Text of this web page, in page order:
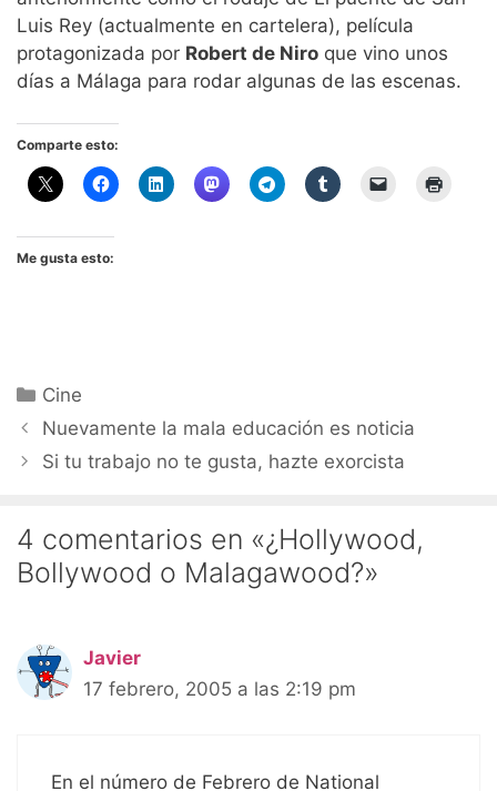
Luis Rey (actualmente en cartelera), película
protagonizada por Robert de Niro que vino unos
días a Málaga para rodar algunas de las escenas.
Comparte esto:
Me gusta esto:
Categorías
Cine
Nuevamente la mala educación es noticia
Si tu trabajo no te gusta, hazte exorcista
4 comentarios en «¿Hollywood,
Bollywood o Malagawood?»
Javier
17 febrero, 2005 a las 2:19 pm
En el número de Febrero de National